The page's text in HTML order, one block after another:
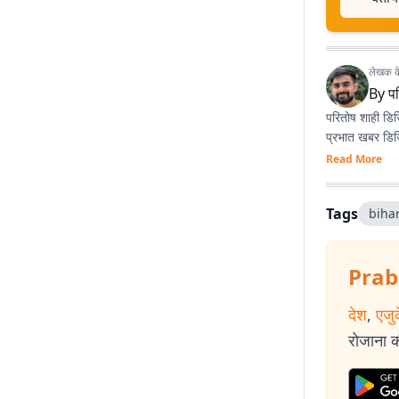
लेखक के
By
परितोष शाही
प्रभात खबर
Read More
Tags
देश,
रोजाना